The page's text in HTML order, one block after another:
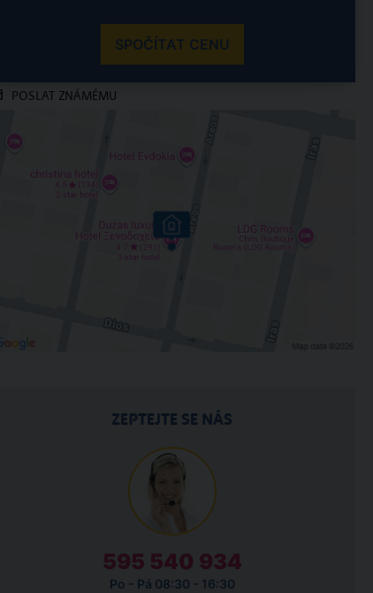
SPOČÍTAT CENU
POSLAT ZNÁMÉMU
ZEPTEJTE SE NÁS
595 540 934
Po - Pá 08:30 - 16:30